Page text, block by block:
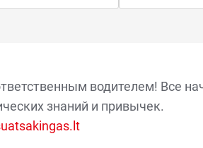
водителем! Все
знаний и привычек.